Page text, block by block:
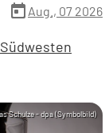
today Aug., 07 2026
Schulze - dpa (Symbolbild)